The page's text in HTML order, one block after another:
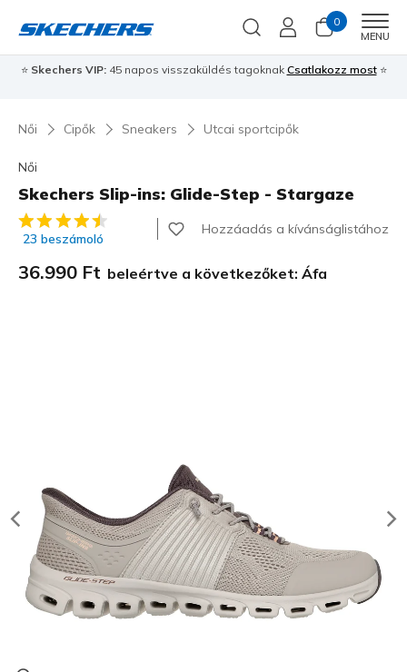
0
MENU
⭐ Skechers VIP:45 napos visszaküldés tagoknak Csatlakozz most⭐
Női Cipők Sneakers Utcai sportcipők
Női
Skechers Slip-ins: Glide-Step - Stargaze
3,5 az 5-ből ügyfélértékelés
23 beszámoló
Hozzáadás a kívánságlistához
36.990 Ft beleértve a következőket: Áfa